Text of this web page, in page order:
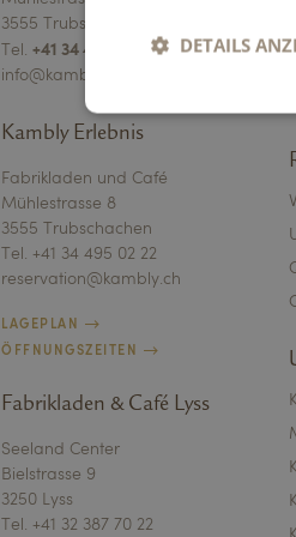
3555 Trubschachen
Tel. +41 34 495 01 11
info@kambly.ch
Kambly Erlebnis
Fabrikladen und Café
Mühlestrasse 8
3555 Trubschachen
Tel. +41 34 495 02 22
reservation@kambly.ch
LAGEPLAN
ÖFFNUNGSZEITEN
Fabrikladen & Café Lyss
Seeland Center
Bielstrasse 9
3250 Lyss
Tel. +41 32 387 70 22
DETAILS
Unbedingt
Kontoverwaltung.
Name